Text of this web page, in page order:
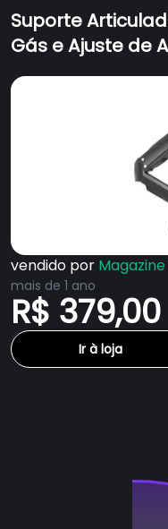
Suporte
Gás e Ajuste de
de 17” a 32” -
vendido por Magazine
mais de 1 ano
R$ 379,00
Ir à loja